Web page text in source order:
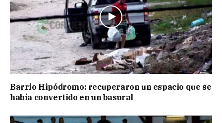
Barrio Hipódromo: recuperaron un espacio que se
había convertido en un basural